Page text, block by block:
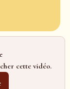
cette vidéo.